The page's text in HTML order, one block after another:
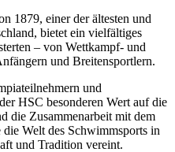
1879, einer der ältesten und
bietet ein vielfältiges
– von Wettkampf- und
und Breitensportlern.
und
HSC besonderen Wert auf die
die Zusammenarbeit mit dem
Welt des Schwimmsports in
und Tradition vereint.